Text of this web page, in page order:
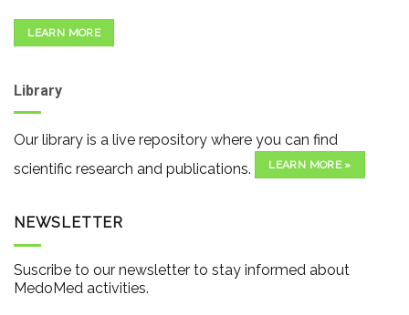
LEARN MORE
Library
Our library is a live repository where you can find
scientific research and publications.
LEARN MORE »
NEWSLETTER
Suscribe to our newsletter to stay informed about
MedoMed activities.